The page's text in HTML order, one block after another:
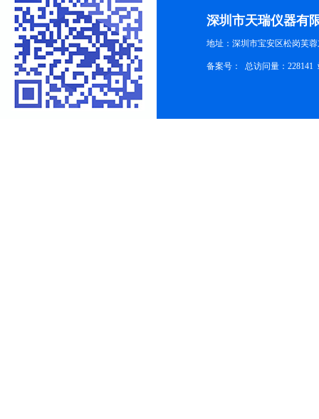
深圳市天瑞仪器有
地址：深圳市宝安区松岗芙
备案号： 总访问量：228141